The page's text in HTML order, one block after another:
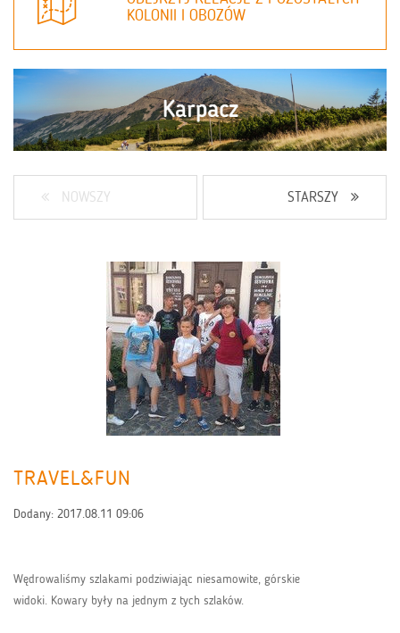
KOLONII I OBOZÓW
NOWSZY STARSZY
TRAVEL&FUN
Dodany: 2017.08.11 09:06
Wędrowaliśmy szlakami podziwiając niesamowite, górskie
widoki. Kowary były na jednym z tych szlaków.